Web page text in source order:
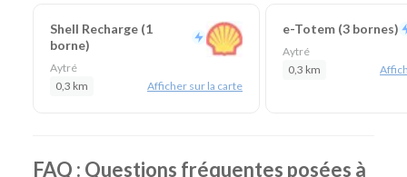
Shell Recharge (1
borne)
Aytré
0,3 km
Afficher sur la carte
e-Totem (3 bornes)
Aytré
0,3 km
FAQ : Questions fréquentes posées à